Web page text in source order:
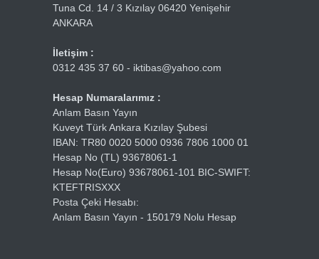
Tuna Cd. 14 / 3 Kızılay 06420 Yenişehir
ANKARA
İletişim :
0312 435 37 60 - iktibas@yahoo.com
Hesap Numaralarımız :
Anlam Basın Yayın
Kuveyt Türk Ankara Kızılay Şubesi
IBAN: TR80 0020 5000 0936 7806 1000 01
Hesap No (TL) 93678061-1
Hesap No(Euro) 93678061-101 BIC-SWIFT:
KTEFTRISXXX
Posta Çeki Hesabı:
Anlam Basın Yayın - 150179 Nolu Hesap